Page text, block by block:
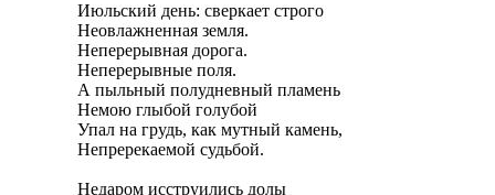
Июльский день: сверкает строго
Неовлажненная земля.
Неперерывная дорога.
Неперерывные поля.
А пыльный полудневный пламень
Немою глыбой голубой
Упал на грудь, как мутный камень,
Непререкаемой судьбой.
Недаром исструились долы